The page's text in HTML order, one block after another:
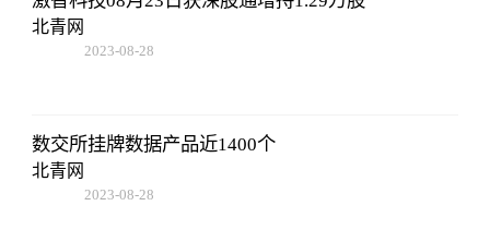
北青网
2023-08-28
数交所挂牌数据产品近1400个
北青网
2023-08-28